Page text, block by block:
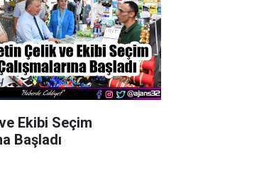
Ekibi Seçim
Başladı